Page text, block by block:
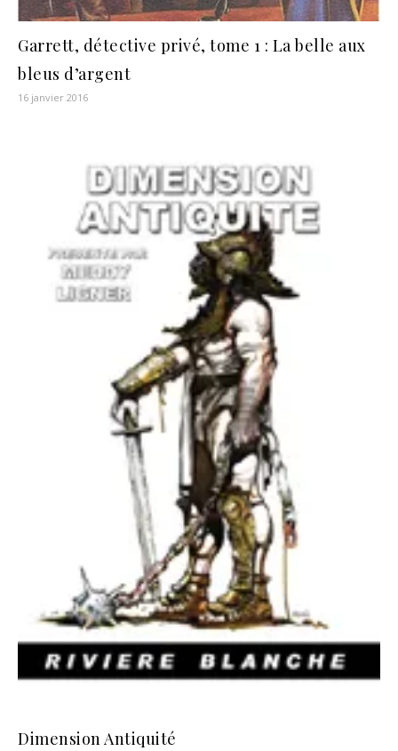
Garrett, détective privé, tome 1 : La belle aux
bleus d’argent
16 janvier 2016
Dimension Antiquité